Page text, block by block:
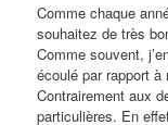
Comme chaque
souhaitez de très
Comme souvent,
écoulé par rapport à
Contrairement aux
particulières. En